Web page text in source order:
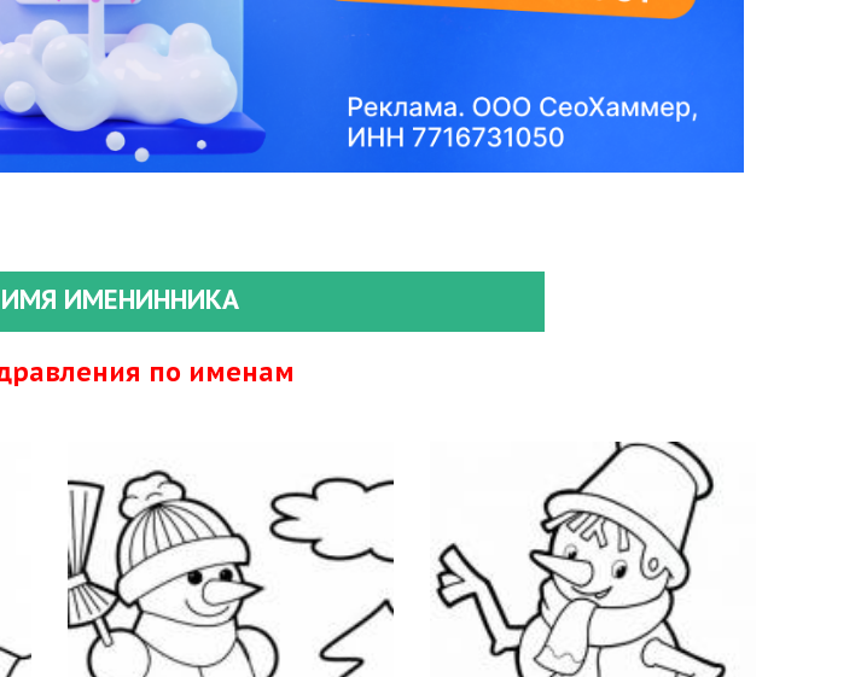
ИМЕНИННИКА
по именам